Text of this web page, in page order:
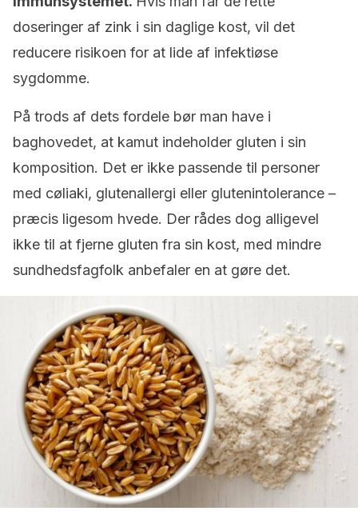
doseringer af zink i sin daglige kost, vil det
reducere risikoen for at lide af infektiøse
sygdomme.
På trods af dets fordele bør man have i
baghovedet, at kamut indeholder gluten i sin
komposition. Det er ikke passende til personer
med cøliaki, glutenallergi eller glutenintolerance –
præcis ligesom hvede. Der rådes dog alligevel
ikke til at fjerne gluten fra sin kost, med mindre
sundhedsfagfolk anbefaler en at gøre det.